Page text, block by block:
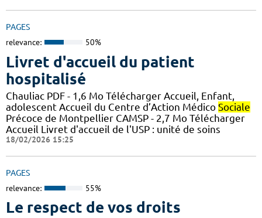
PAGES
relevance: 50%
Livret d'accueil du patient
hospitalisé
Chauliac PDF - 1,6 Mo Télécharger Accueil, Enfant,
adolescent Accueil du Centre d’Action Médico Sociale
Précoce de Montpellier CAMSP - 2,7 Mo Télécharger
Accueil Livret d'accueil de l'USP : unité de soins
18/02/2026 15:25
PAGES
relevance: 55%
Le respect de vos droits